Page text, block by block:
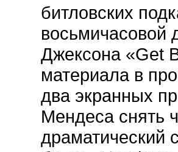
битловских
Джексона «Get
материала в
два экранных
Мендеса снять
драматический